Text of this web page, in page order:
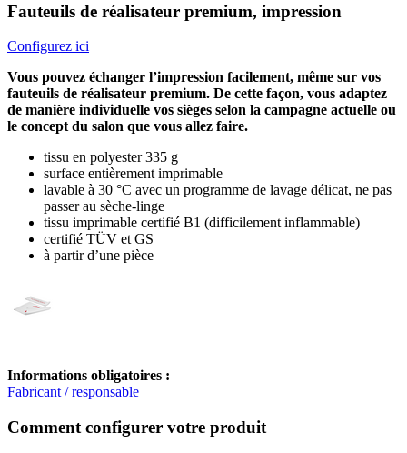
Fauteuils de réalisateur premium, impression
Configurez ici
Vous pouvez échanger l’impression facilement, même sur vos
fauteuils de réalisateur premium. De cette façon, vous adaptez
de manière individuelle vos sièges selon la campagne actuelle ou
le concept du salon que vous allez faire.
tissu en polyester 335 g
surface entièrement imprimable
lavable à 30 °C avec un programme de lavage délicat, ne pas
passer au sèche-linge
tissu imprimable certifié B1 (difficilement inflammable)
certifié TÜV et GS
à partir d’une pièce
Informations obligatoires :
Fabricant / responsable
Comment configurer votre produit